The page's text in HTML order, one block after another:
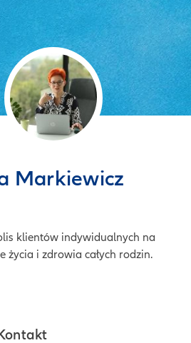
Markiewicz
klientów indywidualnych na
życia i zdrowia całych rodzin.